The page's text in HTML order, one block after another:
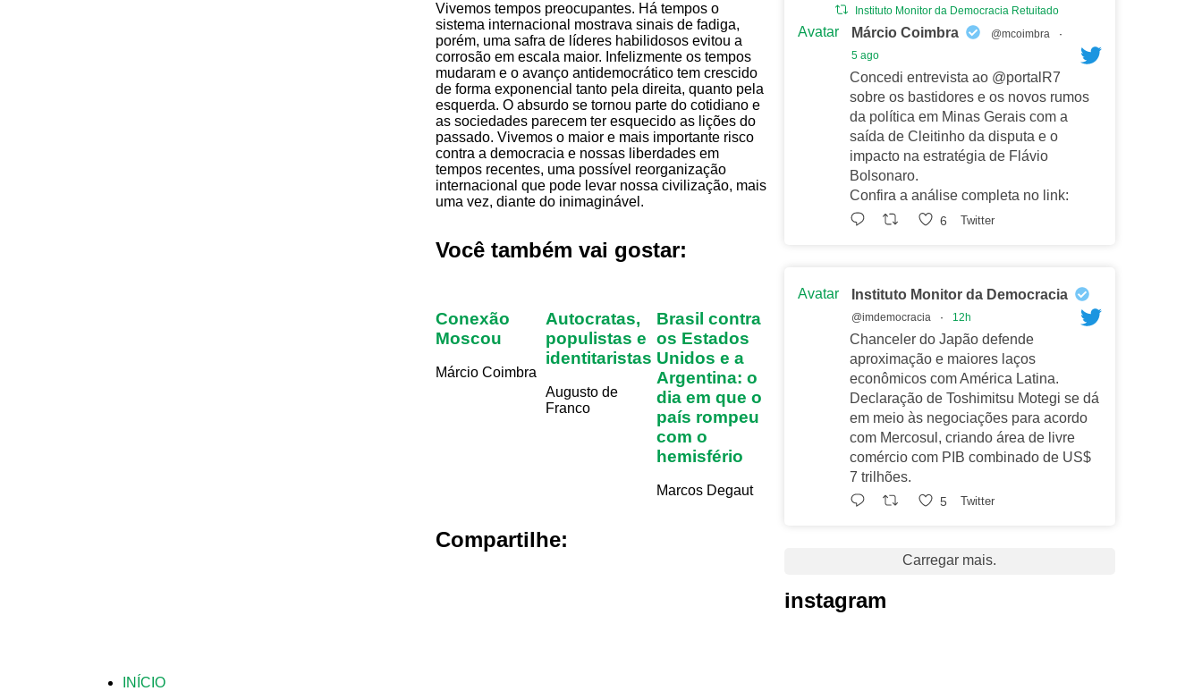
Vivemos tempos preocupantes. Há tempos o
sistema internacional mostrava sinais de fadiga,
porém, uma safra de líderes habilidosos evitou a
corrosão em escala maior. Infelizmente os tempos
mudaram e o avanço antidemocrático tem crescido
de forma exponencial tanto pela direita, quanto pela
esquerda. O absurdo se tornou parte do cotidiano e
as sociedades parecem ter esquecido as lições do
passado. Vivemos o maior e mais importante risco
contra a democracia e nossas liberdades em
tempos recentes, uma possível reorganização
internacional que pode levar nossa civilização, mais
uma vez, diante do inimaginável.
Você também vai gostar:
Conexão
Moscou
Márcio Coimbra
Autocratas,
populistas e
identitaristas
Augusto de
Franco
Brasil contra
os Estados
Unidos e a
Argentina: o
dia em que o
país rompeu
com o
hemisfério
Marcos Degaut
Compartilhe:
Instituto Monitor da Democracia Retuitado
Avatar Márcio Coimbra @mcoimbra
·
5 ago
Concedi entrevista ao @portalR7
sobre os bastidores e os novos rumos
da política em Minas Gerais com a
saída de Cleitinho da disputa e o
impacto na estratégia de Flávio
Bolsonaro.
Confira a análise completa no link:
6 Twitter
Avatar Instituto Monitor da Democracia
@imdemocracia · 12h
Chanceler do Japão defende
aproximação e maiores laços
econômicos com América Latina.
Declaração de Toshimitsu Motegi se dá
em meio às negociações para acordo
com Mercosul, criando área de livre
comércio com PIB combinado de US$
7 trilhões.
5 Twitter
Carregar mais.
instagram
INÍCIO